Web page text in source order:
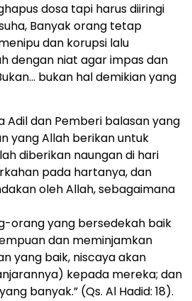
dosa tapi harus diiringi
Banyak orang tetap
dan korupsi lalu
dengan niat agar impas dan
bukan hal demikian yang
Adil dan Pemberi balasan yang
yang Allah berikan untuk
diberikan naungan di hari
pada hartanya, dan
oleh Allah, sebagaimana
orang yang bersedekah baik
dan meminjamkan
yang baik, niscaya akan
kepada mereka; dan
banyak.” (Qs. Al Hadid: 18).